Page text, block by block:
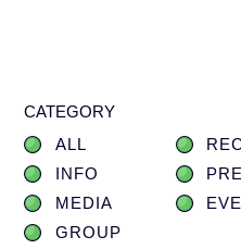
CATEGORY
ALL
INFO
MEDIA
GROUP